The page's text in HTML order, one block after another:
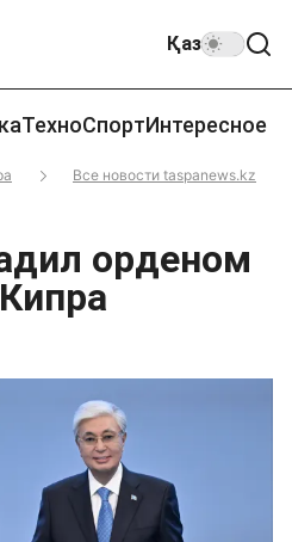
Қаз
ТехноСпортИнтересное
Все новости taspanews.kz
орденом